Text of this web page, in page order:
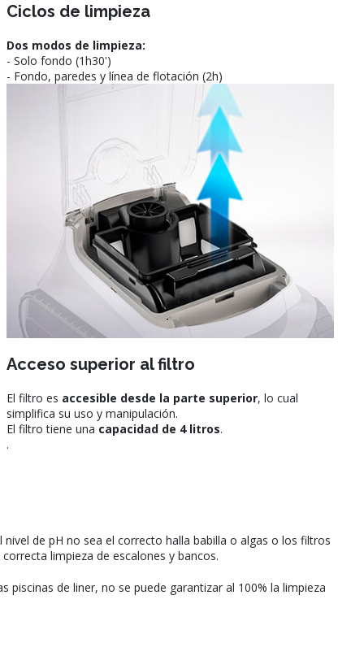
Ciclos de limpieza
Dos modos de limpieza:
- Solo fondo (1h30')
- Fondo, paredes y línea de flotación (2h)
Acceso superior al filtro
El filtro es accesible desde la parte superior, lo cual
simplifica su uso y manipulación.
El filtro tiene una capacidad de 4 litros.
.
de pH no sea el correcto halla babilla o algas o los filtros
limpieza de escalones y bancos.
de liner, no se puede garantizar al 100% la limpieza